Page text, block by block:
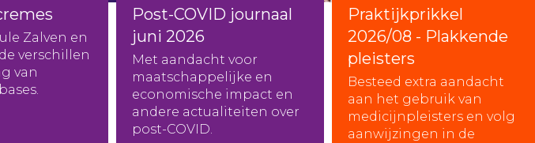
Zalven en
verschillen
van
Post-COVID journaal
juni 2026
Met aandacht voor
maatschappelijke en
economische impact en
andere actualiteiten over
post-COVID.
Praktijkprikkel
2026/08 - Plakkende
pleisters
Besteed extra aandacht
aan het gebruik van
medicijnpleisters en volg
aanwijzingen in de